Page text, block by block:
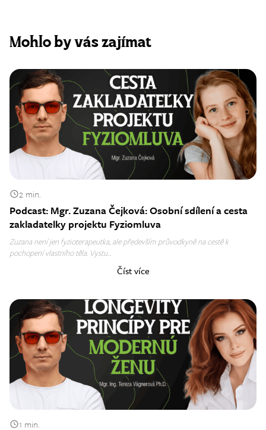
Mohlo by vás zajímat
2 min.
Podcast: Mgr. Zuzana Čejková: Osobní sdílení a cesta
zakladatelky projektu Fyziomluva
Zuzana není jen fyzioterapeutka, ale především průvodkyně na cestě k
pochopení vlastního těla. Vystu...
Číst více
1 min.